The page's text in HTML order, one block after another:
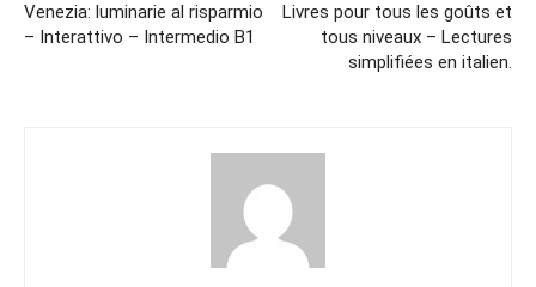
Venezia: luminarie al risparmio
– Interattivo – Intermedio B1
Livres pour tous les goûts et
tous niveaux – Lectures
simplifiées en italien.